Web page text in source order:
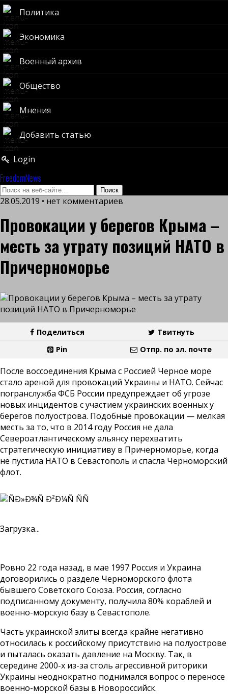
Политика
Экономика
Военный архив
Общество
Мнения
Добавить статью
Login
FreedomNews
28.05.2019 • нет комментариев
Провокации у берегов Крыма –
месть за утрату позиций НАТО в
Причерноморье
Поделиться
Твитнуть
Pin
Отпр. по эл. почте
После воссоединения Крыма с Россией Черное море
стало ареной для провокаций Украины и НАТО. Сейчас
погранслужба ФСБ России предупреждает об угрозе
новых инцидентов с участием украинских военных у
берегов полуострова. Подобные провокации — мелкая
месть за то, что в 2014 году Россия не дала
Североатлантическому альянсу перехватить
стратегическую инициативу в Причерноморье, когда
не пустила НАТО в Севастополь и спасла Черноморский
флот.
Загрузка...
Ровно 22 года назад, в мае 1997 Россия и Украина
договорились о разделе Черноморского флота
бывшего Советского Союза. Россия, согласно
подписанному документу, получила 80% кораблей и
военно-морскую базу в Севастополе.
Часть украинской элиты всегда крайне негативно
относилась к российскому присутствию на полуострове
и пыталась оказать давление на Москву. Так, в
середине 2000-х из-за столь агрессивной риторики
Украины неоднократно поднимался вопрос о переносе
военно-морской базы в Новороссийск.